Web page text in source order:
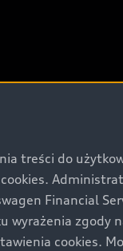
treści do
Financial
wyrażenia zgody
cookies.